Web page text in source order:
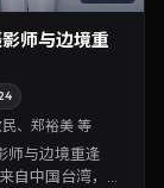
师与边境重
、郑裕美 等
师与边境重逢
自中国台湾，类